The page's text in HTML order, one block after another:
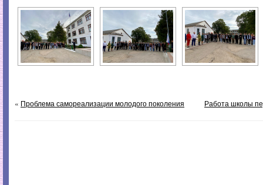
« Проблема самореализации молодого поколения Работа школы